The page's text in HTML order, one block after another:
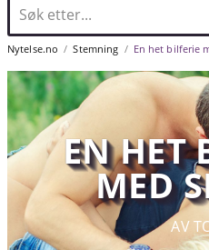
Nytelse.no Stemning En het bilferie
EN HET
MED
AV